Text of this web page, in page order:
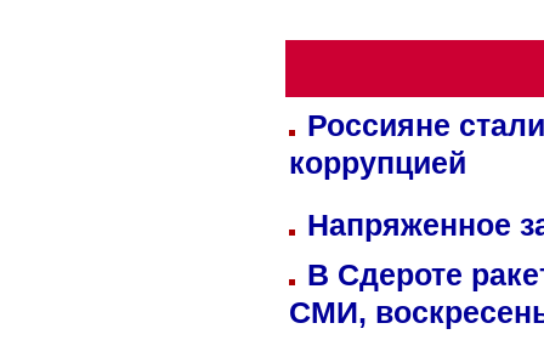
Россияне
коррупцией
Напряженное
В Сдероте
СМИ,